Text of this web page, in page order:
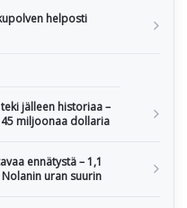
helposti
jälleen historiaa –
miljoonaa dollaria
ennätystä – 1,1
uran suurin